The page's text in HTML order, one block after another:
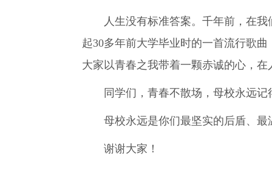
人生没有标准答案。千年前，在我
起30多年前大学毕业时的一首流行歌
大家以青春之我带着一颗赤诚的心，
同学们，青春不散场，母校永远记
母校永远是你们最坚实的后盾、最
谢谢大家！